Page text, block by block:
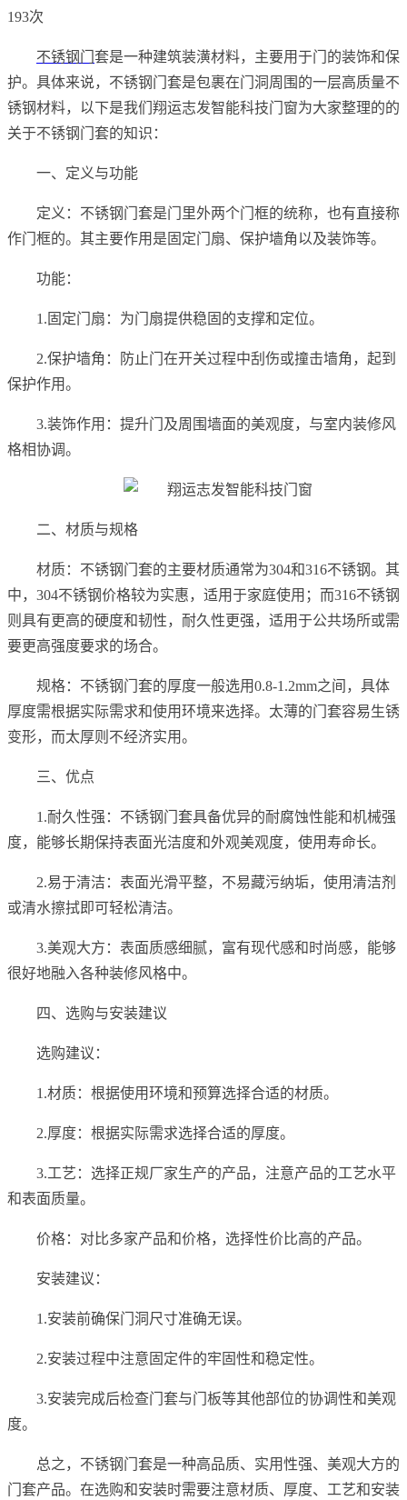
193次
不锈钢门 套是一种建筑装潢材料，主要用于门的装饰和保
护。具体来说，不锈钢门套是包裹在门洞周围的一层高质量不
锈钢材料，以下是我们翔运志发智能科技门窗为大家整理的的
关于不锈钢门套的知识：
一、定义与功能
定义：不锈钢门套是门里外两个门框的统称，也有直接称
作门框的。其主要作用是固定门扇、保护墙角以及装饰等。
功能：
1.固定门扇：为门扇提供稳固的支撑和定位。
2.保护墙角：防止门在开关过程中刮伤或撞击墙角，起到
保护作用。
3.装饰作用：提升门及周围墙面的美观度，与室内装修风
格相协调。
二、材质与规格
材质：不锈钢门套的主要材质通常为304和316不锈钢。其
中，304不锈钢价格较为实惠，适用于家庭使用；而316不锈钢
则具有更高的硬度和韧性，耐久性更强，适用于公共场所或需
要更高强度要求的场合。
规格：不锈钢门套的厚度一般选用0.8-1.2mm之间，具体
厚度需根据实际需求和使用环境来选择。太薄的门套容易生锈
变形，而太厚则不经济实用。
三、优点
1.耐久性强：不锈钢门套具备优异的耐腐蚀性能和机械强
度，能够长期保持表面光洁度和外观美观度，使用寿命长。
2.易于清洁：表面光滑平整，不易藏污纳垢，使用清洁剂
或清水擦拭即可轻松清洁。
3.美观大方：表面质感细腻，富有现代感和时尚感，能够
很好地融入各种装修风格中。
四、选购与安装建议
选购建议：
1.材质：根据使用环境和预算选择合适的材质。
2.厚度：根据实际需求选择合适的厚度。
3.工艺：选择正规厂家生产的产品，注意产品的工艺水平
和表面质量。
价格：对比多家产品和价格，选择性价比高的产品。
安装建议：
1.安装前确保门洞尺寸准确无误。
2.安装过程中注意固定件的牢固性和稳定性。
3.安装完成后检查门套与门板等其他部位的协调性和美观
度。
总之，不锈钢门套是一种高品质、实用性强、美观大方的
门套产品。在选购和安装时需要注意材质、厚度、工艺和安装